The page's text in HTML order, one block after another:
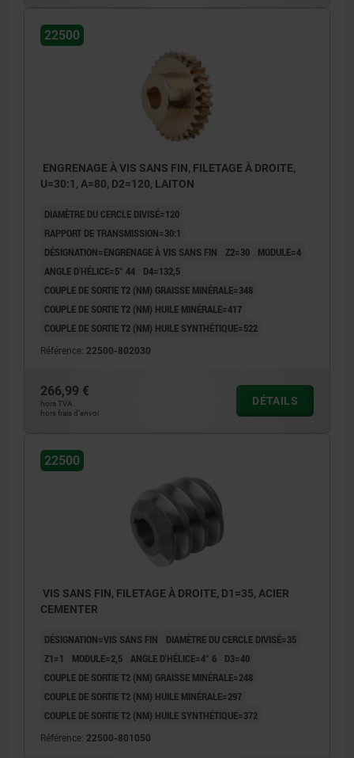
22500
ENGRENAGE À VIS SANS FIN, FILETAGE À DROITE,
U=30:1, A=80, D2=120, LAITON
DIAMÈTRE DU CERCLE DIVISÉ=120
RAPPORT DE TRANSMISSION=30:1
DÉSIGNATION=ENGRENAGE À VIS SANS FIN
Z2=30
MODULE=4
ANGLE D'HÉLICE=5° 44
D4=132,5
COUPLE DE SORTIE T2 (NM) GRAISSE MINÉRALE=348
COUPLE DE SORTIE T2 (NM) HUILE MINÉRALE=417
COUPLE DE SORTIE T2 (NM) HUILE SYNTHÉTIQUE=522
Référence: 22500-802030
266,99 €
hors TVA
hors frais d’envoi
DÉTAILS
22500
VIS SANS FIN, FILETAGE À DROITE, D1=35, ACIER
CEMENTER
DÉSIGNATION=VIS SANS FIN
DIAMÈTRE DU CERCLE DIVISÉ=35
Z1=1
MODULE=2,5 ANGLE D'HÉLICE=4° 6
D3=40
COUPLE DE SORTIE T2 (NM) GRAISSE MINÉRALE=248
COUPLE DE SORTIE T2 (NM) HUILE MINÉRALE=297
COUPLE DE SORTIE T2 (NM) HUILE SYNTHÉTIQUE=372
Référence: 22500-801050